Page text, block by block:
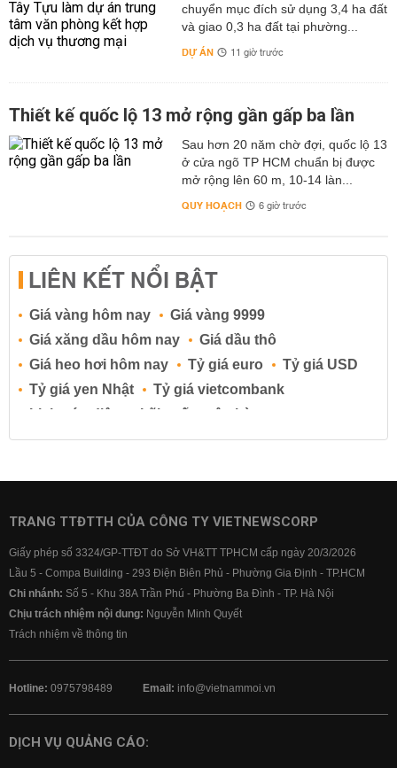
chuyển mục đích sử dụng 3,4 ha đất
và giao 0,3 ha đất tại phường...
DỰ ÁN 11 giờ trước
Thiết kế quốc lộ 13 mở rộng gần gấp ba lần
Sau hơn 20 năm chờ đợi, quốc lộ 13
ở cửa ngõ TP HCM chuẩn bị được
mở rộng lên 60 m, 10-14 làn...
QUY HOẠCH 6 giờ trước
LIÊN KẾT NỔI BẬT
Giá vàng hôm nay
Giá vàng 9999
Giá xăng dầu hôm nay
Giá dầu thô
Giá heo hơi hôm nay
Tỷ giá euro
Tỷ giá USD
Tỷ giá yen Nhật
Tỷ giá vietcombank
Lịch cúp điện
Lãi suất ngân hàng
Lãi suất tiết kiệm
Lãi suất tiền gửi
Lãi suất ngân hàng BIDV
Lãi suất ngân hàng Vietcombank
TRANG TTĐTTH CỦA CÔNG TY VIETNEWSCORP
Giấy phép số 3324/GP-TTĐT do Sở VH&TT TPHCM cấp ngày 20/3/2026
Lầu 5 - Compa Building - 293 Điện Biên Phủ - Phường Gia Định - TP.HCM
Chi nhánh: Số 5 - Khu 38A Trần Phú - Phường Ba Đình - TP. Hà Nội
Chịu trách nhiệm nội dung: Nguyễn Minh Quyết
Trách nhiệm về thông tin
Hotline: 0975798489 Email: info@vietnammoi.vn
DỊCH VỤ QUẢNG CÁO: